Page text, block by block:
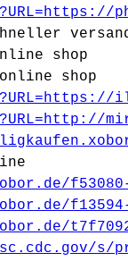
shop
shop
s/